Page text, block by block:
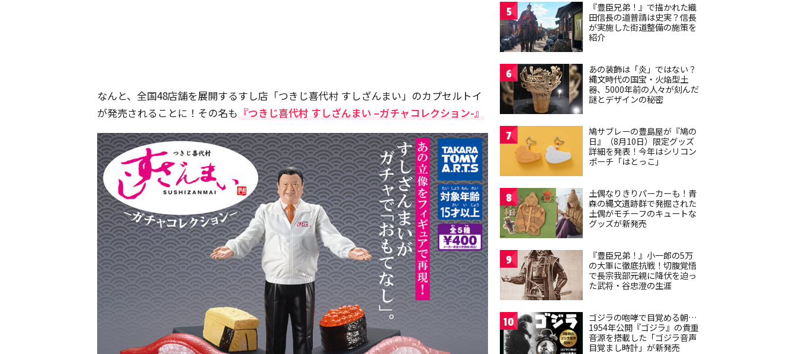
なんと、全国48店舗を展開するすし店「つきじ喜代村 すしざんまい」のカプセルトイ
が発売されることに！その名も 『つきじ喜代村 すしざんまい –ガチャコレクション-』
5
『豊臣兄弟！』で描かれた織
田信長の道普請は史実？信長
が実施した街道整備の施策を
紹介
6
あの装飾は「炎」ではない？
縄文時代の国宝・火焔型土
器、5000年前の人々が刻んだ
謎とデザインの秘密
7
鳩サブレーの豊島屋が『鳩の
日』（8月10日）限定グッズ
詳細を発表！今年はシリコン
ポーチ「はとっこ」
8
土偶なりきりパーカーも！青
森の縄文遺跡群で発掘された
土偶がモチーフのキュートな
グッズが新発売
9
『豊臣兄弟！』小一郎の5万
の大軍に徹底抗戦！切腹覚悟
で長宗我部元親に降伏を迫っ
た武将・谷忠澄の生涯
10
ゴジラの咆哮で目覚める朝…
1954年公開『ゴジラ』の貴重
音源を搭載した「ゴジラ音声
目覚まし時計」が新発売